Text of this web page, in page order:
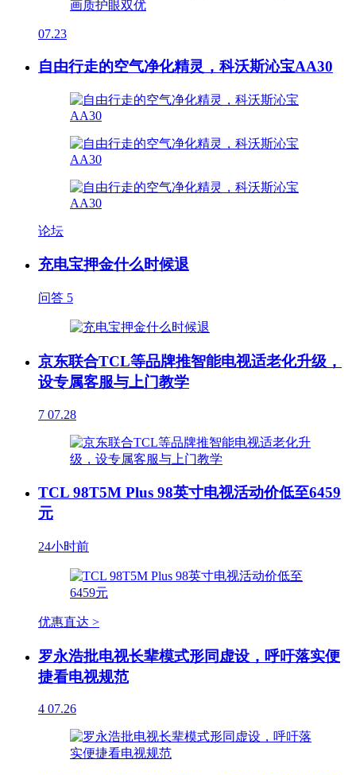
07.23
自由行走的空气净化精灵，科沃斯沁宝AA30
论坛
充电宝押金什么时候退
问答 5
京东联合TCL等品牌推智能电视适老化升级，
设专属客服与上门教学
7 07.28
TCL 98T5M Plus 98英寸电视活动价低至6459
元
24小时前
优惠直达 >
罗永浩批电视长辈模式形同虚设，呼吁落实便
捷看电视规范
4 07.26